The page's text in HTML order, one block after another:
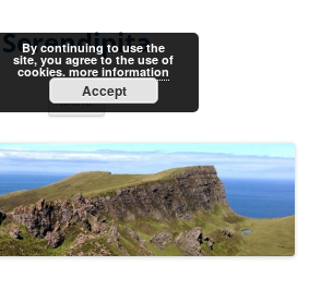
Serendipita
Menu
By continuing to use the
site, you agree to the use of
cookies. more information
Accept